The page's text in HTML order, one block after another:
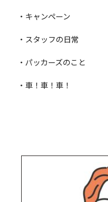
・キャンペーン
・スタッフの日常
・パッカーズのこと
・車！車！車！